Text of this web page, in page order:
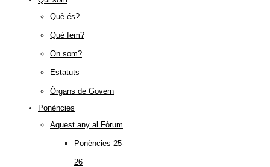
Què és?
Què fem?
On som?
Estatuts
Òrgans de Govern
Ponències
Aquest any al Fòrum
Ponències 25-
26